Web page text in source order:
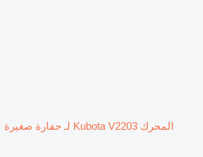
المحرك Kubota V2203 لـ حفارة صغيرة